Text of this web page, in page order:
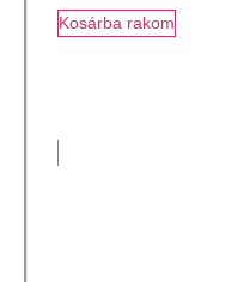
Kosárba rakom